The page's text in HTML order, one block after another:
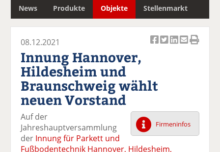
News Produkte Objekte Stellenmarkt
c
el
a
F
ac
e
b
tt
er
n
Li
n
k
E
m
ai
ck
e
n
08.12.2021
Innung Hannover,
Hildesheim und
Braunschweig wählt
neuen Vorstand
Firmeninfos
Auf der
Jahreshauptversammlung
der Innung für Parkett und
Fußbodentechnik Hannover, Hildesheim,